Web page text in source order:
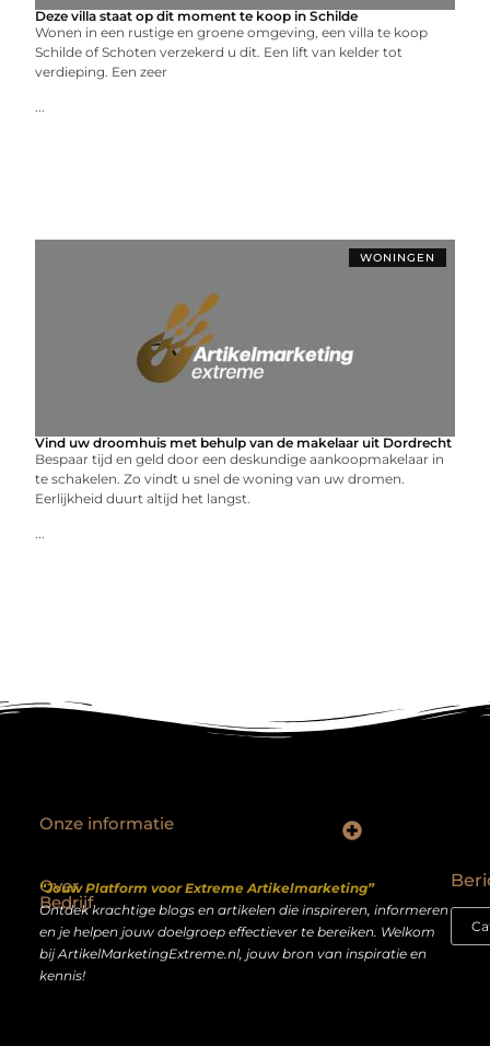
Deze villa staat op dit moment te koop in Schilde
Wonen in een rustige en groene omgeving, een villa te koop
Schilde of Schoten verzekerd u dit. Een lift van kelder tot
verdieping. Een zeer
...
WONINGEN
Vind uw droomhuis met behulp van de makelaar uit Dordrecht
Bespaar tijd en geld door een deskundige aankoopmakelaar in
te schakelen. Zo vindt u snel de woning van uw dromen.
Eerlijkheid duurt altijd het langst.
...
Over
Bedrijf
“Jouw Platform voor Extreme Artikelmarketing”
Ontdek krachtige blogs en artikelen die inspireren, informeren
en je helpen jouw doelgroep effectiever te bereiken. Welkom
bij ArtikelMarketingExtreme.nl, jouw bron van inspiratie en
kennis!
Onze informatie